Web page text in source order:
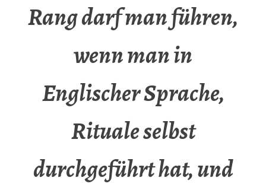
Rang darf man führen,
wenn man in
Englischer Sprache,
Rituale selbst
durchgeführt hat, und